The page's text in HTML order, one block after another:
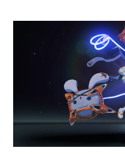
Lo malo:
No es
progresos
Equipo
2025.
Algunos